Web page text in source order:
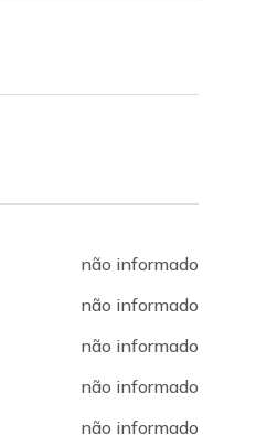
não informado
não informado
não informado
não informado
não informado